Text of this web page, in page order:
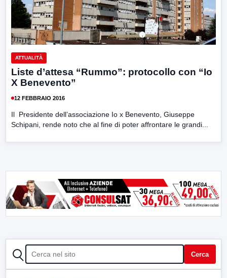
ATTUALITÀ
Liste d’attesa “Rummo”: protocollo con “Io
X Benevento”
12 FEBBRAIO 2016
Il Presidente dell’associazione Io x Benevento, Giuseppe
Schipani, rende noto che al fine di poter affrontare le grandi...
CERCA Cerca